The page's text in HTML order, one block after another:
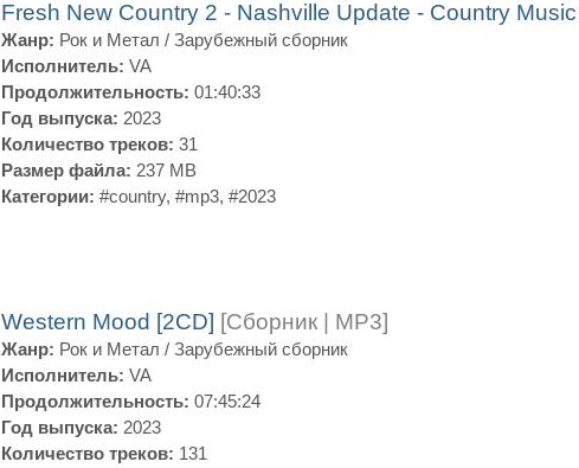
Fresh New Country 2 - Nashville Update - Country Music
Жанр: Рок и Метал / Зарубежный сборник
Исполнитель: VA
Продолжительность: 01:40:33
Год выпуска: 2023
Количество треков: 31
Размер файла: 237 MB
Категории: #country, #mp3, #2023
Western Mood [2CD] [Сборник | MP3]
Жанр: Рок и Метал / Зарубежный сборник
Исполнитель: VA
Продолжительность: 07:45:24
Год выпуска: 2023
Количество треков: 131